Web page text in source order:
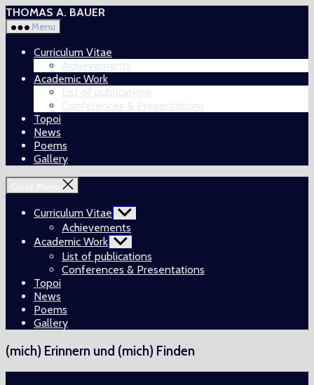
Skip
to
the
content
THOMAS A. BAUER
Menu
Curriculum Vitae
Academic Work
Topoi
News
Poems
Gallery
Curriculum Vitae Show
sub
menu
Achievements
Academic Work Show
sub
menu
List of publications
Conferences & Presentations
Topoi
News
Poems
Gallery
(mich) Erinnern und (mich) Finden